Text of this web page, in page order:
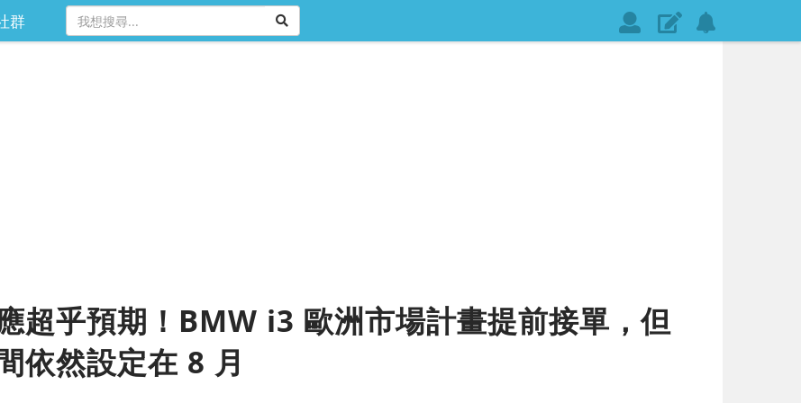
群
會
員
發
表
設
定
超乎預期！BMW i3 歐洲市場計畫提前接單，但
依然設定在 8 月